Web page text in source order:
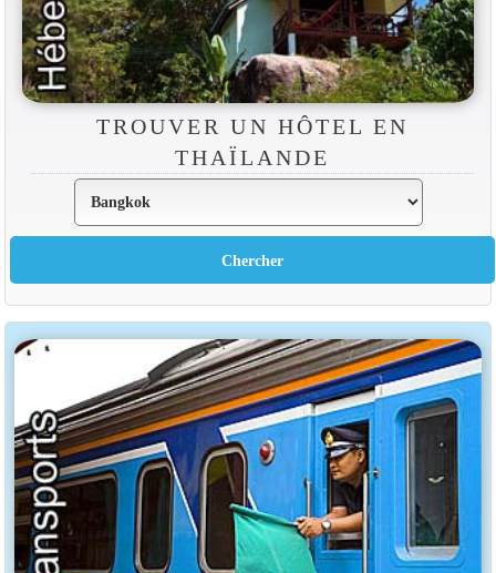
TROUVER UN HÔTEL EN
THAÏLANDE